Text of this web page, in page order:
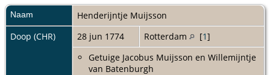
Naam Henderijntje Muijsson
Doop (CHR)
28 jun 1774 Rotterdam [1]
Getuige Jacobus Muijsson en Willemijntje
van Batenburgh